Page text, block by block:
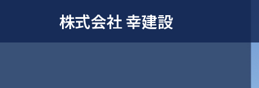
株式会社 幸建設